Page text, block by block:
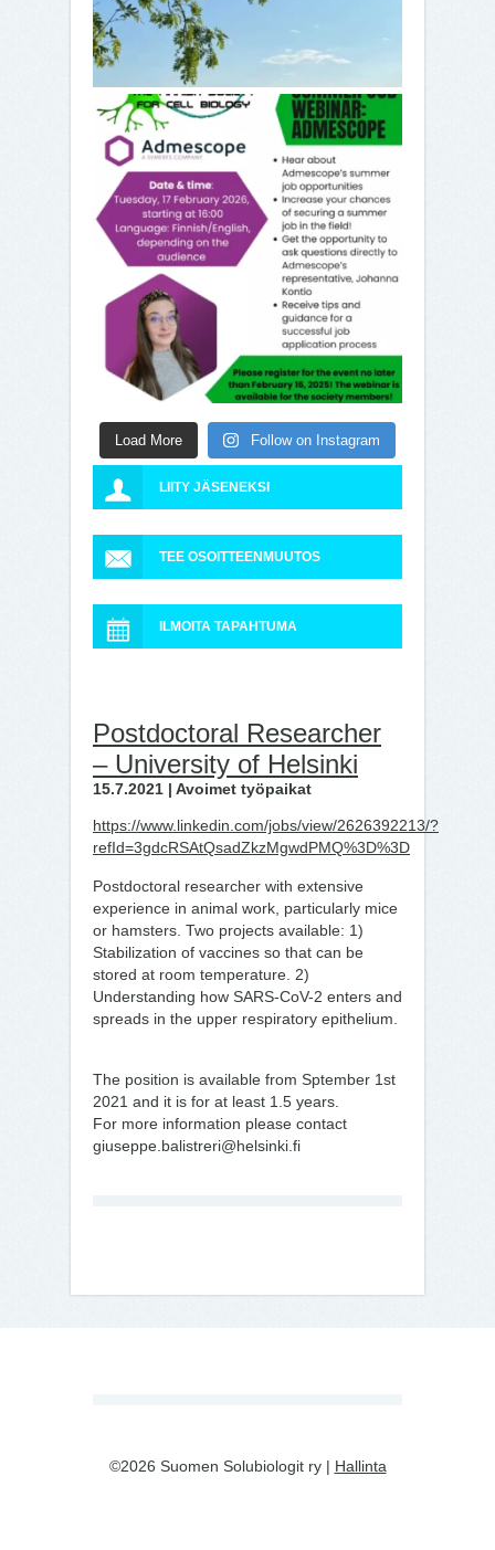
Load More Follow on Instagram
LIITY JÄSENEKSI
TEE OSOITTEENMUUTOS
ILMOITA TAPAHTUMA
Postdoctoral Researcher
– University of Helsinki
15.7.2021 | Avoimet työpaikat
https://www.linkedin.com/jobs/view/2626392213/?
refId=3gdcRSAtQsadZkzMgwdPMQ%3D%3D
Postdoctoral researcher with extensive
experience in animal work, particularly mice
or hamsters. Two projects available: 1)
Stabilization of vaccines so that can be
stored at room temperature. 2)
Understanding how SARS-CoV-2 enters and
spreads in the upper respiratory epithelium.
The position is available from Sptember 1st
2021 and it is for at least 1.5 years.
For more information please contact
giuseppe.balistreri@helsinki.fi
©2026 Suomen Solubiologit ry | Hallinta